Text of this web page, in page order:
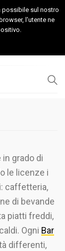
Capitanata
in grado di
le licenze i
caffetteria,
di bevande
piatti freddi,
Ogni Bar
differenti,
possibile sul nostro
l'utente ne